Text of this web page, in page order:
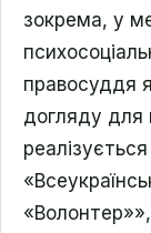
зокрема, у
правосуддя
догляду для